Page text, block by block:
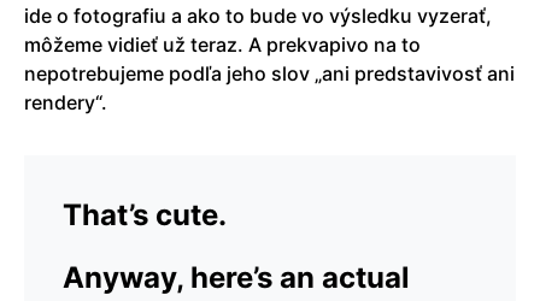
ide o fotografiu a ako to bude vo výsledku vyzerať,
môžeme vidieť už teraz. A prekvapivo na to
nepotrebujeme podľa jeho slov „ani predstavivosť ani
rendery“.
That’s cute.
Anyway, here’s an actual